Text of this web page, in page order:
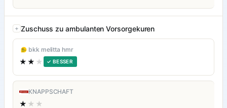
Zuschuss zu ambulanten Vorsorgekuren
bkk melitta hmr
★★ ★ ✓ BESSER
KNAPPSCHAFT
★ ★★